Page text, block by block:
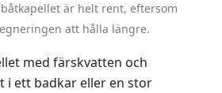
är helt rent, eftersom
att hålla längre.
med färskvatten och
i ett badkar eller en stor